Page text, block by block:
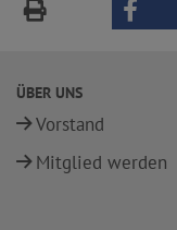
ÜBER UNS
Vorstand
Mitglied werden